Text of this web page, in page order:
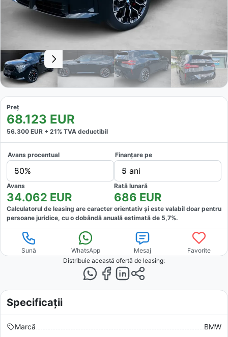
Preț
68.123 EUR
56.300 EUR + 21% TVA deductibil
Avans procentual
50%
Finanțare pe
5 ani
Avans
34.062 EUR
Rată lunară
686 EUR
Calculatorul de leasing are caracter orientativ și este valabil doar pentru
persoane juridice, cu o dobândă anuală estimată de 5,7%.
Sună WhatsApp Mesaj
Favorite
Distribuie această ofertă de leasing:
Specificații
Marcă
BMW